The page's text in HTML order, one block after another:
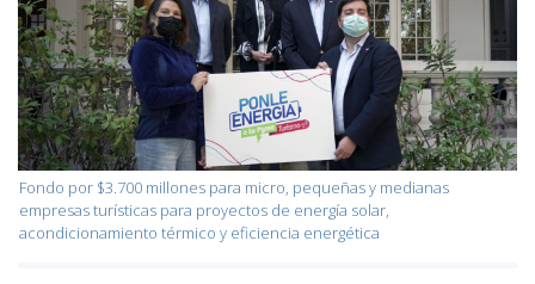
Fondo por $3.700 millones para micro, pequeñas y medianas
empresas turísticas para proyectos de energía solar,
acondicionamiento térmico y eficiencia energética